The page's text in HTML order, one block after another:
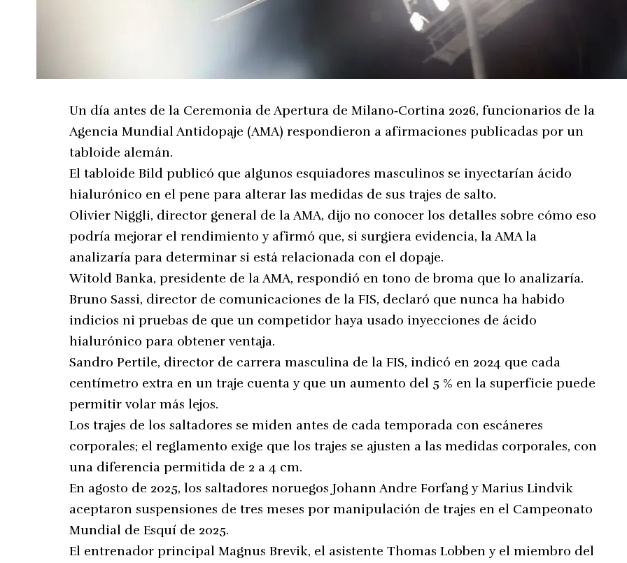
Un día antes de la Ceremonia de Apertura de Milano‑Cortina 2026, funcionarios de la
Agencia Mundial Antidopaje (AMA) respondieron a afirmaciones publicadas por un
tabloide alemán.
El tabloide Bild publicó que algunos esquiadores masculinos se inyectarían ácido
hialurónico en el pene para alterar las medidas de sus trajes de salto.
Olivier Niggli, director general de la AMA, dijo no conocer los detalles sobre cómo eso
podría mejorar el rendimiento y afirmó que, si surgiera evidencia, la AMA la
analizaría para determinar si está relacionada con el dopaje.
Witold Banka, presidente de la AMA, respondió en tono de broma que lo analizaría.
Bruno Sassi, director de comunicaciones de la FIS, declaró que nunca ha habido
indicios ni pruebas de que un competidor haya usado inyecciones de ácido
hialurónico para obtener ventaja.
Sandro Pertile, director de carrera masculina de la FIS, indicó en 2024 que cada
centímetro extra en un traje cuenta y que un aumento del 5 % en la superficie puede
permitir volar más lejos.
Los trajes de los saltadores se miden antes de cada temporada con escáneres
corporales; el reglamento exige que los trajes se ajusten a las medidas corporales, con
una diferencia permitida de 2 a 4 cm.
En agosto de 2025, los saltadores noruegos Johann Andre Forfang y Marius Lindvik
aceptaron suspensiones de tres meses por manipulación de trajes en el Campeonato
Mundial de Esquí de 2025.
El entrenador principal Magnus Brevik, el asistente Thomas Lobben y el miembro del